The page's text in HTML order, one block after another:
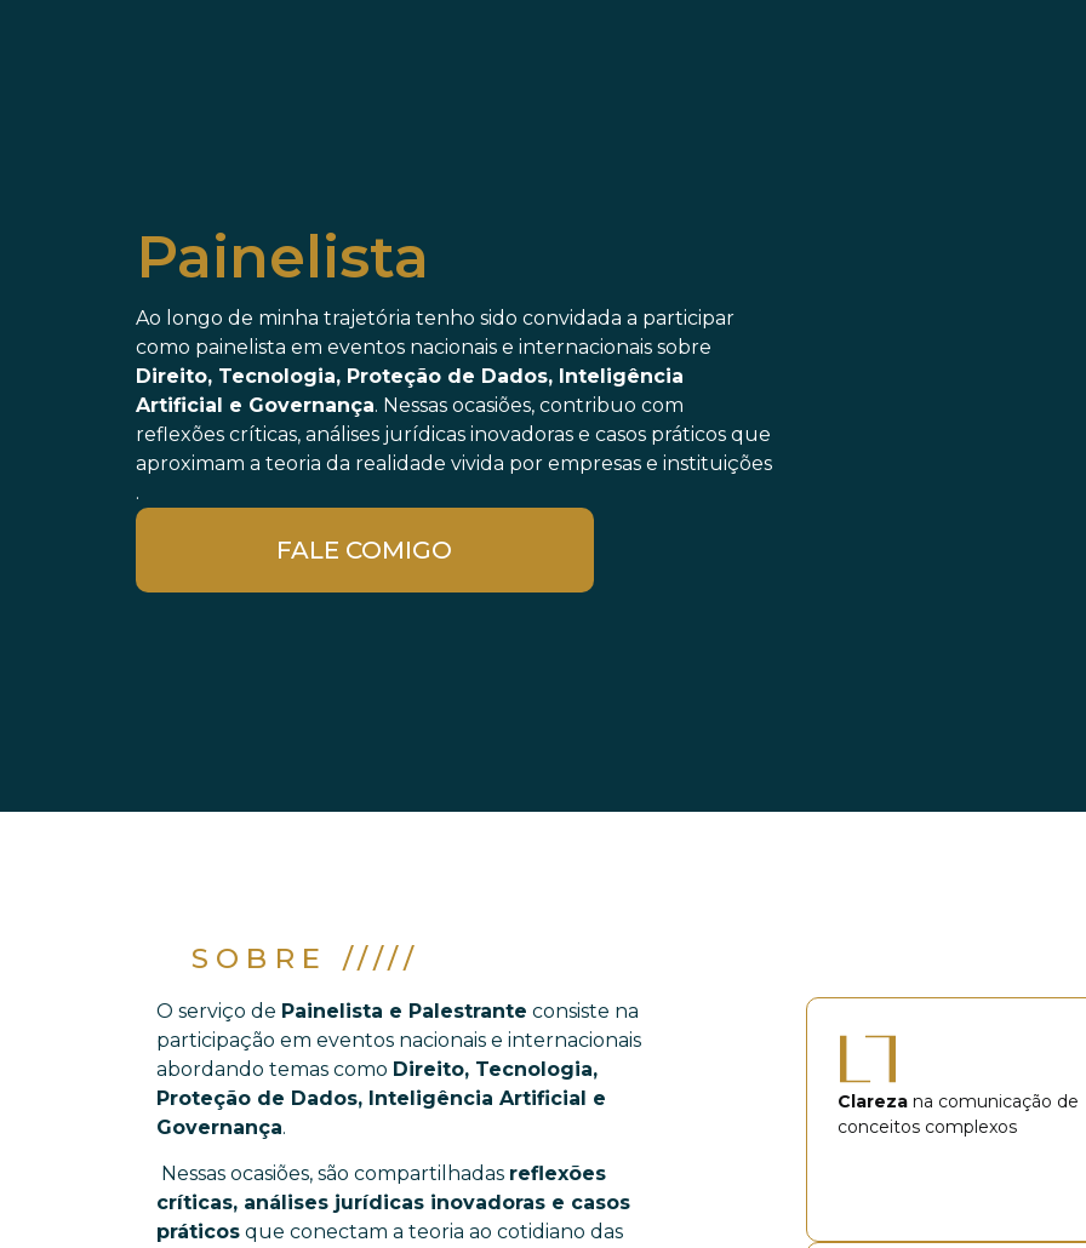
Painelista
Ao longo de minha trajetória tenho sido convidada a participar
como painelista em eventos nacionais e internacionais sobre
Direito, Tecnologia, Proteção de Dados, Inteligência
Artificial e Governança. Nessas ocasiões, contribuo com
reflexões críticas, análises jurídicas inovadoras e casos práticos que
aproximam a teoria da realidade vivida por empresas e instituições
.
FALE COMIGO
SOBRE /////
O serviço de Painelista e Palestrante consiste na
participação em eventos nacionais e internacionais
abordando temas como Direito, Tecnologia,
Proteção de Dados, Inteligência Artificial e
Governança.
Nessas ocasiões, são compartilhadas reflexões
críticas, análises jurídicas inovadoras e casos
práticos que conectam a teoria ao cotidiano das
Clareza na comunicação de
conceitos complexos